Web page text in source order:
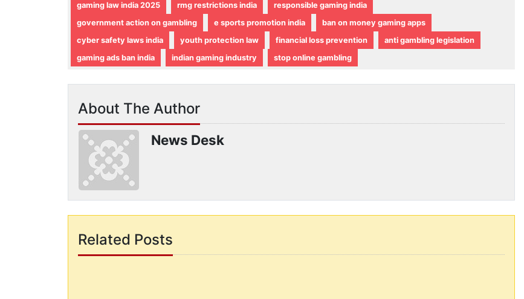
gaming law india 2025
rmg restrictions india
responsible gaming india
government action on gambling
e sports promotion india
ban on money gaming apps
cyber safety laws india
youth protection law financial loss prevention
anti gambling legislation
gaming ads ban india
indian gaming industry stop online gambling
About The Author
News Desk
Related Posts